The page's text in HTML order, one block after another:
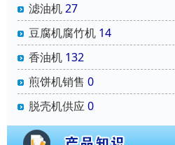
滤油机27
豆腐机腐竹机 14
香油机 132
煎饼机销售 0
脱壳机供应0